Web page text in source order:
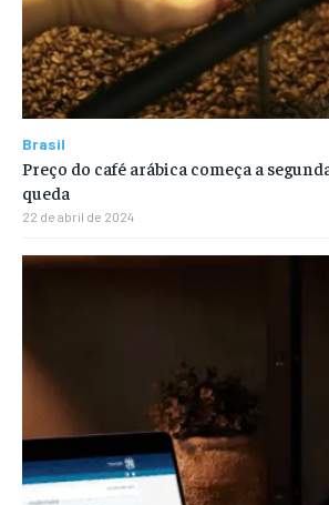
Brasil
Preço do café arábica começa a
queda
22 de abril de 2024